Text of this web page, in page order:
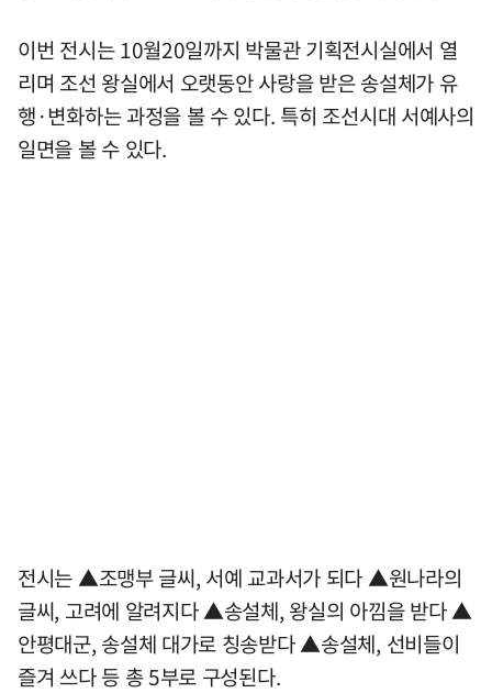
이번 전시는 10월20일까지 박물관 기획전시실에서 열
리며 조선 왕실에서 오랫동안 사랑을 받은 송설체가 유
행·변화하는 과정을 볼 수 있다. 특히 조선시대 서예사의
일면을 볼 수 있다.
전시는 ▲조맹부 글씨, 서예 교과서가 되다 ▲원나라의
글씨, 고려에 알려지다 ▲송설체, 왕실의 아낌을 받다 ▲
안평대군, 송설체 대가로 칭송받다 ▲송설체, 선비들이
즐겨 쓰다 등 총 5부로 구성된다.